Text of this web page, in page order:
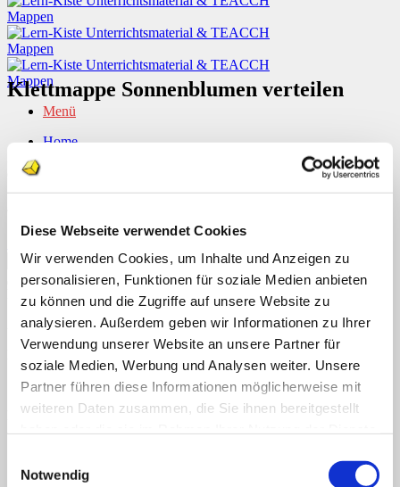
Diese Webseite verwendet Cookies
Wir verwenden Cookies, um Inhalte und Anzeigen zu
personalisieren, Funktionen für soziale Medien anbieten
zu können und die Zugriffe auf unsere Website zu
analysieren. Außerdem geben wir Informationen zu Ihrer
Verwendung unserer Website an unsere Partner für
soziale Medien, Werbung und Analysen weiter. Unsere
Partner führen diese Informationen möglicherweise mit
weiteren Daten zusammen, die Sie ihnen bereitgestellt
Notwendig
Menü
Home
Info
Suchen nach:
Suchen nach:
Klettmappe Sonnenblumen verteilen
Dieser Eintrag wurde veröffentlicht am . Setze ein Lesezeichen auf
denpermalink
Neueste Kommentare
Archiv
Keine Kategorien
Meta
Kommentar-Feed